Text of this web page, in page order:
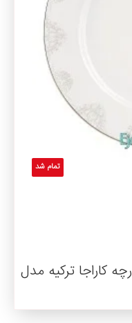
تمام شد
غذاخوری چینی 56 پارچه کاراجا ترکیه مدل